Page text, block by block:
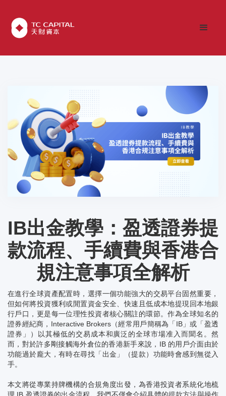
IB出金教學：盈透證券提
款流程、手續費與香港合
規注意事項全解析
在進行全球資產配置時，選擇一個功能強大的交易平台固然重要，
但如何將投資獲利或閒置資金安全、快速且低成本地提現回本地銀
行戶口，更是每一位理性投資者核心關註的環節。作為全球知名的
證券經紀商，Interactive Brokers（經常用戶簡稱為「IB」或「盈透
證券」）以其極低的交易成本和廣泛的全球市場准入而聞名。然
而，對於許多剛接觸海外倉位的香港新手來說，IB 的用戶介面由於
功能過於龐大，有時在尋找「出金」（提款）功能時會感到無從入
手。
本文將從專業持牌機構的合規角度出發，為香港投資者系統化地梳